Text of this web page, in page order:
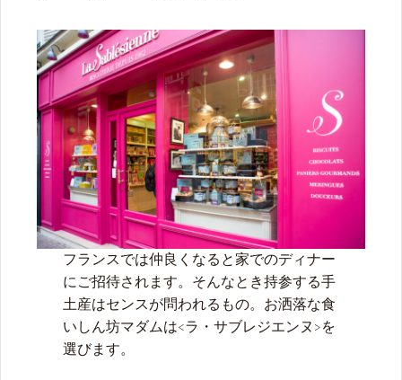
フランスでは仲良くなると家でのディナー
にご招待されます。そんなとき持参する手
土産はセンスが問われるもの。お洒落な食
いしん坊マダムは<ラ・サブレジエンヌ>を
選びます。